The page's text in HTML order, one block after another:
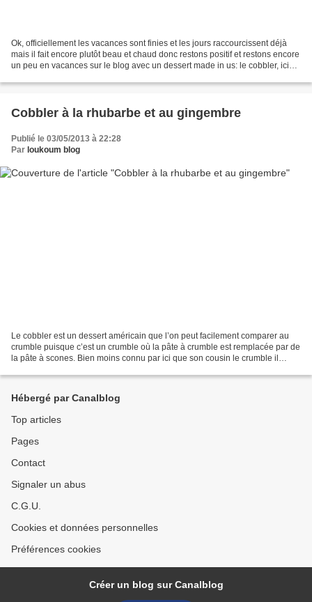
Ok, officiellement les vacances sont finies et les jours raccourcissent déjà
mais il fait encore plutôt beau et chaud donc restons positif et restons encore
un peu en vacances sur le blog avec un dessert made in us: le cobbler, ici
Cobbler à la rhubarbe et au gingembre
Publié le 03/05/2013 à 22:28
Par loukoum blog
Le cobbler est un dessert américain que l’on peut facilement comparer au
crumble puisque c’est un crumble où la pâte à crumble est remplacée par de
la pâte à scones. Bien moins connu par ici que son cousin le crumble il
Hébergé par Canalblog
Top articles
Pages
Contact
Signaler un abus
C.G.U.
Cookies et données personnelles
Préférences cookies
Créer un blog sur Canalblog